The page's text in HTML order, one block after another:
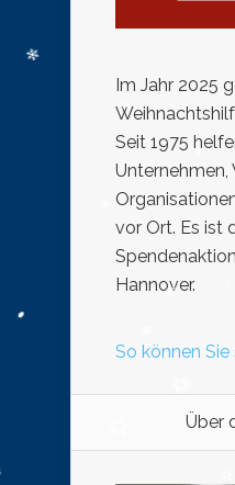
Im Jahr 2025
Seit 1975
Unternehmen,
vor Ort. Es ist
Hannover.
So können
Über